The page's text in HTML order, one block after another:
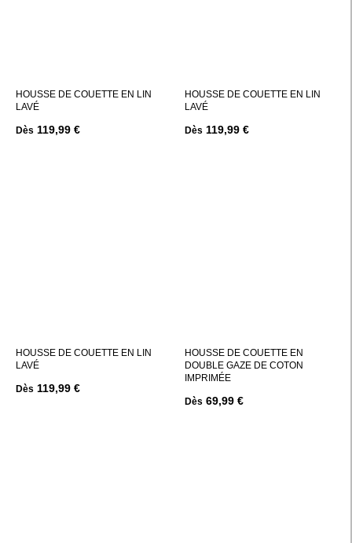
HOUSSE DE COUETTE EN LIN
LAVÉ
Dès 119,99 €
HOUSSE DE COUETTE EN LIN
LAVÉ
Dès 119,99 €
HOUSSE DE COUETTE EN LIN
LAVÉ
Dès 119,99 €
HOUSSE DE COUETTE EN
DOUBLE GAZE DE COTON
IMPRIMÉE
Dès 69,99 €